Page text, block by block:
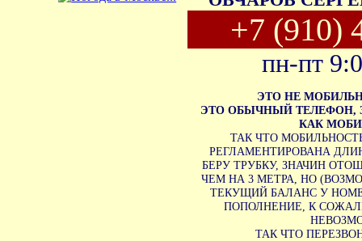
+7 (910)
пн-пт
ЭТО НЕ
ЭТО ОБЫЧНЫЙ ТЕЛЕФОН,
КАК
ТАК ЧТО
РЕГЛАМЕНТИРОВАНА
БЕРУ ТРУБКУ, ЗНАЧИН
ЧЕМ НА 3 МЕТРА, НО
ТЕКУЩИЙ БАЛАНС У
ПОПОЛНЕНИЕ, К
ТАК ЧТО